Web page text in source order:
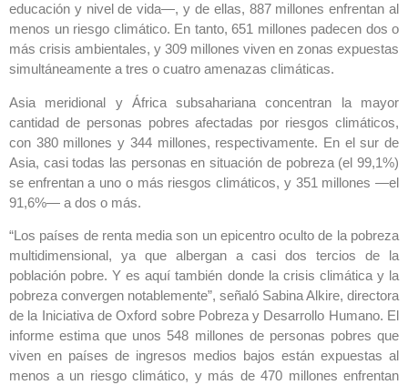
educación y nivel de vida—, y de ellas, 887 millones enfrentan al
menos un riesgo climático. En tanto, 651 millones padecen dos o
más crisis ambientales, y 309 millones viven en zonas expuestas
simultáneamente a tres o cuatro amenazas climáticas.
Asia meridional y África subsahariana concentran la mayor
cantidad de personas pobres afectadas por riesgos climáticos,
con 380 millones y 344 millones, respectivamente. En el sur de
Asia, casi todas las personas en situación de pobreza (el 99,1%)
se enfrentan a uno o más riesgos climáticos, y 351 millones —el
91,6%— a dos o más.
“Los países de renta media son un epicentro oculto de la pobreza
multidimensional, ya que albergan a casi dos tercios de la
población pobre. Y es aquí también donde la crisis climática y la
pobreza convergen notablemente”, señaló Sabina Alkire, directora
de la Iniciativa de Oxford sobre Pobreza y Desarrollo Humano. El
informe estima que unos 548 millones de personas pobres que
viven en países de ingresos medios bajos están expuestas al
menos a un riesgo climático, y más de 470 millones enfrentan